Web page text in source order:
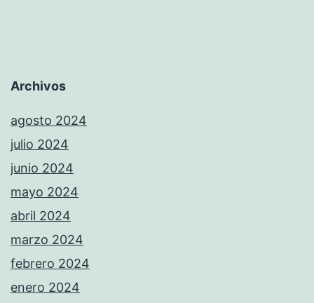
Archivos
agosto 2024
julio 2024
junio 2024
mayo 2024
abril 2024
marzo 2024
febrero 2024
enero 2024